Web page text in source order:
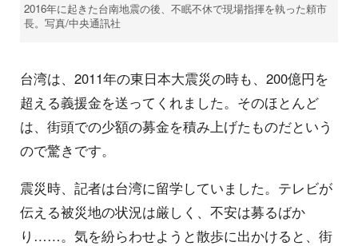
2016年に起きた台南地震の後、不眠不休で現場指揮を執った頼市
長。写真/中央通訊社
台湾は、2011年の東日本大震災の時も、200億円を
超える義援金を送ってくれました。そのほとんど
は、街頭での少額の募金を積み上げたものだという
ので驚きです。
震災時、記者は台湾に留学していました。テレビが
伝える被災地の状況は厳しく、不安は募るばか
り……。気を紛らわせようと散歩に出かけると、街